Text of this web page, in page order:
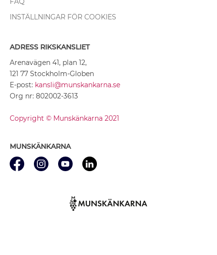
INSTÄLLNINGAR FÖR COOKIES
ADRESS RIKSKANSLIET
Arenavägen 41, plan 12,
121 77 Stockholm-Globen
E-post: kansli@munskankarna.se
Org nr: 802002-3613
Copyright © Munskänkarna 2021
MUNSKÄNKARNA